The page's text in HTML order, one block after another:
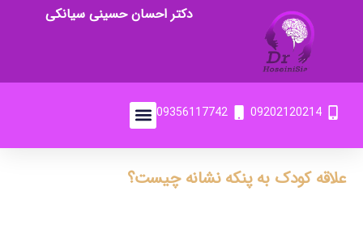
دکتر احسان حسینی سیانکی
09202120214
09356117742
علاقه کودک به پنکه نشانه چیست؟